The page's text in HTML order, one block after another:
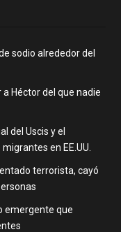
sodio alrededor del
Héctor del que nadie
del Uscis y el
en EE.UU.
terrorista, cayó
emergente que